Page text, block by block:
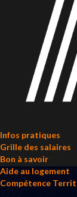
Infos pratiques
Grille des salaires
Bon à savoir
Aide au logement
Compétence